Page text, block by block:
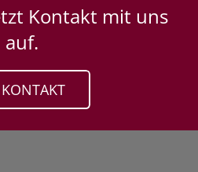
Kontakt mit uns
auf.
KONTAKT